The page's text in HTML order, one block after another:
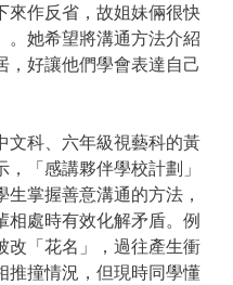
來作反省，故姐妹倆很快
。她希望將溝通方法介紹
，好讓他們學會表達自己
文科、六年級視藝科的黃
，「感講夥伴學校計劃」
生掌握善意溝通的方法，
相處時有效化解矛盾。例
改「花名」，過往產生衝
推撞情況，但現時同學懂